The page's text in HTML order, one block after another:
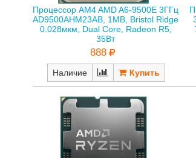
Процессор AM4 AMD A6-9500E 3ГГц
AD9500AHM23AB, 1MB, Bristol Ridge
0.028мкм, Dual Core, Radeon R5,
35Вт
888
Наличие